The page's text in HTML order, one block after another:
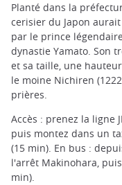
Planté dans la
cerisier du Japon
par le prince
dynastie Yamato. Son
et sa taille, une
le moine Nichiren
prières.
Accès : prenez la ligne
puis montez dans un
(15 min). En bus :
l'arrêt Makinohara,
min).